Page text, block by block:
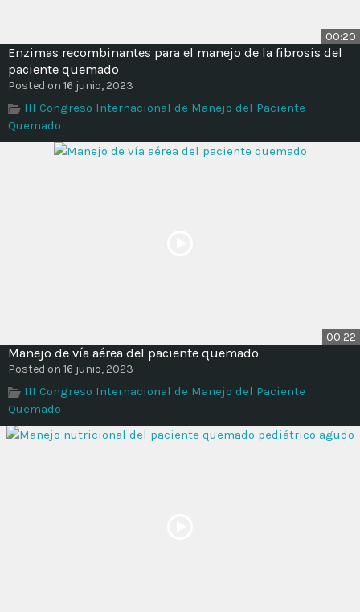
00:20
Enzimas recombinantes para el manejo de la fibrosis del
paciente quemado
Posted on 16 junio, 2023
III Congreso Internacional de Manejo del Paciente
Quemado
00:22
Manejo de vía aérea del paciente quemado
Posted on 16 junio, 2023
III Congreso Internacional de Manejo del Paciente
Quemado